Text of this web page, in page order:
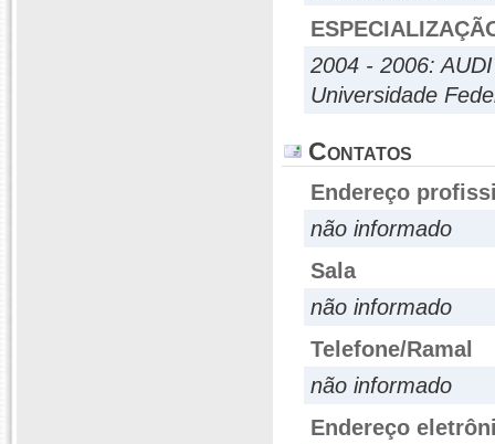
2004 - 2006:
Universidade
Contatos
Endereço
não informado
Sala
não informado
Telefone/Ramal
não informado
Endereço